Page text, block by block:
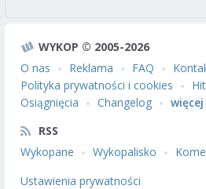
WYKOP © 2005-2026
O nas
Reklama FAQ
Polityka prywatności i cookies
Osiągnięcia
Changelog
więcej
RSS
Wykopane
Wykopalisko
Ustawienia prywatności